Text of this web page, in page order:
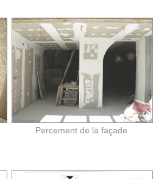
Percement de la façade